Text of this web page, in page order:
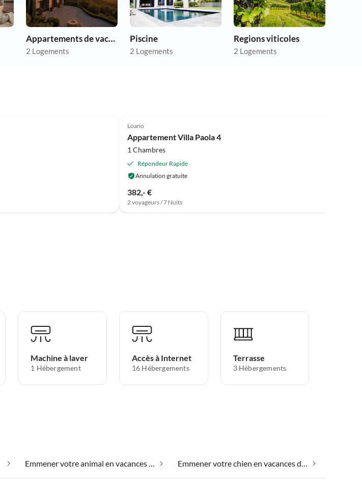
Appartements de vacances pas chers
2 Logements
Piscine
2 Logements
Regions viticoles
2 Logements
Loano
Appartement Villa Paola 4
1 Chambres
Répondeur Rapide
Annulation gratuite
382,- €
2 voyageurs / 7 Nuits
Machine à laver
1 Hébergement
Accès à Internet
16 Hébergements
Terrasse
3 Hébergements
Emmener votre animal en vacances dans Loano Emmener votre chien en vacances dans Loano